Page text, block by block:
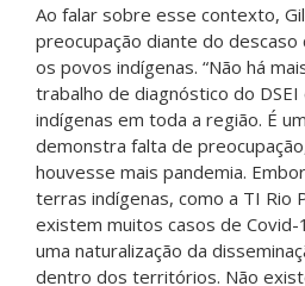
Ao falar sobre esse contexto,
preocupação diante do descaso
os povos indígenas. “Não há
trabalho de diagnóstico do DSEI
indígenas em toda a região. É
demonstra falta de
houvesse mais pandemia.
terras indígenas, como a TI Rio
existem muitos casos de Covid-
uma naturalização da
dentro dos territórios. Não